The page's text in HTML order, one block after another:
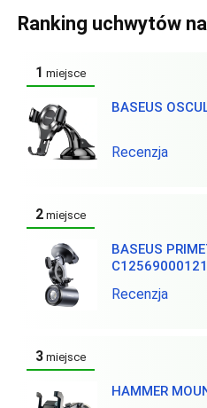
Ranking uchwytów
1 miejsce
BASEUS
Recenzja
2 miejsce
BASEUS
Recenzja
3 miejsce
HAMMER